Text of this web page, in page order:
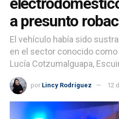
a presunto
El vehículo había sido
en el sector conocido como
Lucía Cotzumalguapa,
por Lincy Rodríguez 12